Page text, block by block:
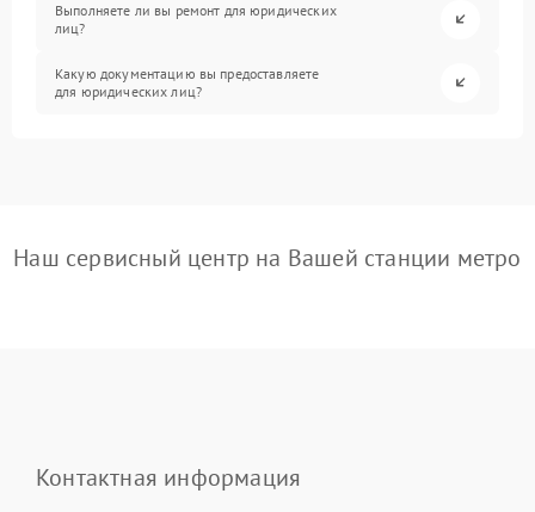
Выполняете ли вы ремонт для юридических
лиц?
Какую документацию вы предоставляете
для юридических лиц?
Наш сервисный центр на Вашей станции метро
Контактная информация